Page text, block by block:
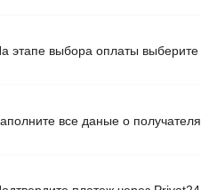
этапе выбора оплаты
все даные о